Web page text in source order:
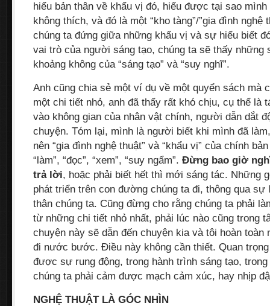
hiểu bản thân về khẩu vị đó, hiểu được tại sao
không thích, và đó là một “kho tàng”/”gia đình nghệ
chúng ta đứng giữa những khẩu vị và sự hiểu biết
vai trò của người sáng tạo, chúng ta sẽ thấy những
khoảng không của “sáng tạo” và “suy nghĩ”.
Anh cũng chia sẻ một ví dụ về một quyển sách mà
một chi tiết nhỏ, anh đã thấy rất khó chịu, cụ thể là
vào không gian của nhân vật chính, người dẫn dắt
chuyện. Tóm lại, mình là người biết khi mình đã
nên “gia đình nghệ thuật” và “khẩu vị” của chính
“làm”, “đọc”, “xem”, “suy ngẩm”. Đừng bao giờ
trả lời, hoặc phải biết hết thì mới sáng tác. Những
phát triển trên con đường chúng ta đi, thông qua sự
thân chúng ta. Cũng đừng cho rằng chúng ta phải
từ những chi tiết nhỏ nhất, phải lúc nào cũng trong
chuyện này sẽ dẫn đến chuyện kia và tôi hoàn
đi nước bước. Điều này không cần thiết. Quan
được sự rung động, trong hành trình sáng tạo,
chúng ta phải cảm được mạch cảm xúc, hay nhịp
NGHỆ THUẬT LÀ GÓC NHÌN